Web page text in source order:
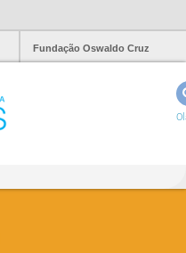
Fundação Oswaldo Cruz